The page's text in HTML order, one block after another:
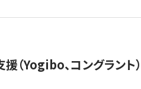
Yogibo、コングラント）